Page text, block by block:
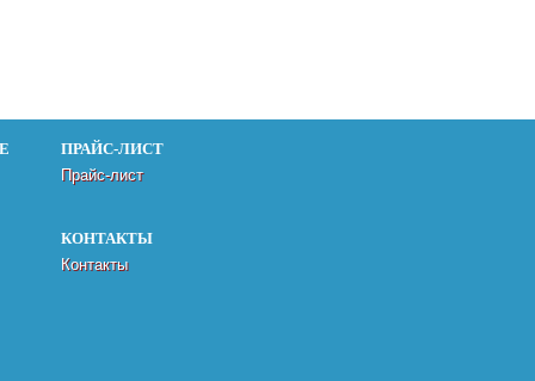
ПРАЙС-ЛИСТ
Прайс-лист
КОНТАКТЫ
Контакты